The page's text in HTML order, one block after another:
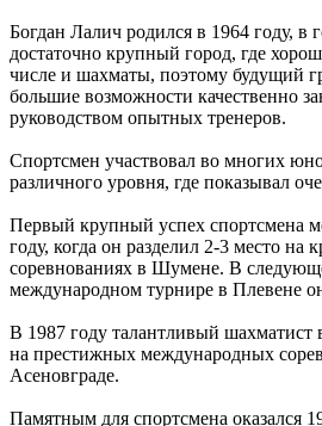
Богдан Лалич родился в 1964 году, в
достаточно крупный город, где
числе и шахматы, поэтому будущий
большие возможности качественно
руководством опытных тренеров.
Спортсмен участвовал во многих
различного уровня, где показывал
Первый крупный успех спортсмена
году, когда он разделил 2-3 место
соревнованиях в Шумене. В
международном турнире в Плевене
В 1987 году талантливый шахматист
на престижных международных
Асеновграде.
Памятным для спортсмена оказался